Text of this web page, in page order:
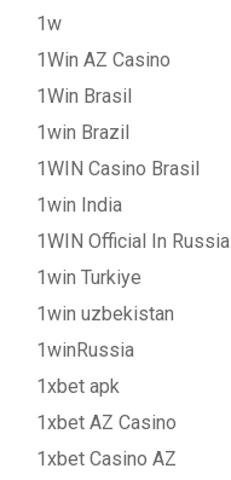
1w
1Win AZ Casino
1Win Brasil
1win Brazil
1WIN Casino Brasil
1win India
1WIN Official In Russia
1win Turkiye
1win uzbekistan
1winRussia
1xbet apk
1xbet AZ Casino
1xbet Casino AZ